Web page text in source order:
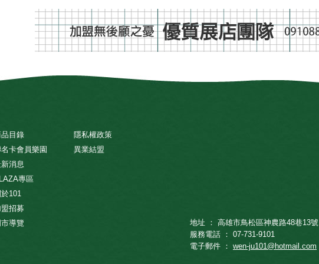
目錄
卡會員樂園
消息
專區
101
招募
導覽
隱私權政策
異業結盟
地址 ： 高雄市鳥松區神農路48巷13號
服務電話 ： 07-731-9101
電子郵件 ： wen-ju101@hotmail.com